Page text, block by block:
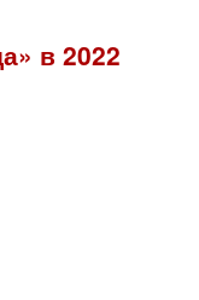
в 2022